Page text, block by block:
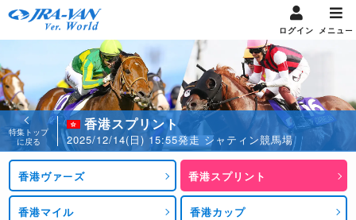
ログイン メニュー
特集トップ
に戻る
香港スプリント
2025/12/14(日) 15:55発走 シャティン競馬場
香港ヴァーズ 香港スプリント
香港マイル 香港カップ